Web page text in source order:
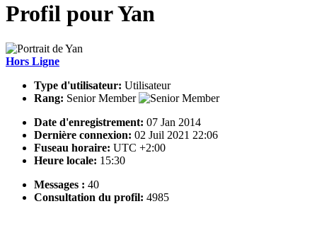
Profil pour Yan
Hors Ligne
Type d'utilisateur: Utilisateur
Rang: Senior Member
Date d'enregistrement: 07 Jan 2014
Dernière connexion: 02 Juil 2021 22:06
Fuseau horaire: UTC +2:00
Heure locale: 15:30
Messages : 40
Consultation du profil: 4985